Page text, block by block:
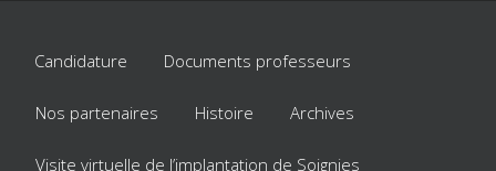
Candidature Documents professeurs
Nos partenaires Histoire Archives
Visite virtuelle de l’implantation de Soignies